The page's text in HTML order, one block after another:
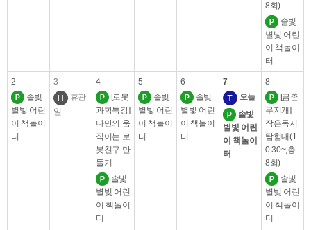
8회)
솔빛
별빛 어린
이 책놀이
터
2
솔빛
별빛 어린
이 책놀이
터
3
휴관
일
4
[로봇
과학특강]
나만의 움
직이는 로
봇친구 만
들기
솔빛
별빛 어린
이 책놀이
터
5
솔빛
별빛 어린
이 책놀이
터
6
솔빛
별빛 어린
이 책놀이
터
7
오늘
솔빛
별빛 어린
이 책놀이
터
8
[금촌
무지개]
작은독서
탐험대(1
0:30~,총
8회)
솔빛
별빛 어린
이 책놀이
터